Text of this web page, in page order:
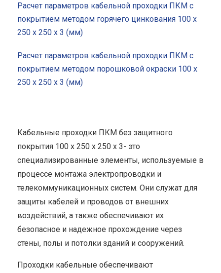
Расчет параметров кабельной проходки ПКМ с
покрытием методом горячего цинкования 100 x
250 x 250 x 3 (мм)
Расчет параметров кабельной проходки ПКМ с
покрытием методом порошковой окраски 100 x
250 x 250 x 3 (мм)
Кабельные проходки ПКМ без защитного
покрытия 100 x 250 x 250 x 3- это
специализированные элементы, используемые в
процессе монтажа электропроводки и
телекоммуникационных систем. Они служат для
защиты кабелей и проводов от внешних
воздействий, а также обеспечивают их
безопасное и надежное прохождение через
стены, полы и потолки зданий и сооружений.
Проходки кабельные обеспечивают